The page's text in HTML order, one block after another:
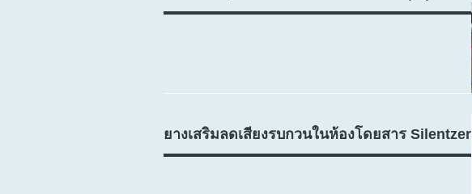
ยางเสริมลดเสียงรบกวนในห้องโดยสาร Silentzer